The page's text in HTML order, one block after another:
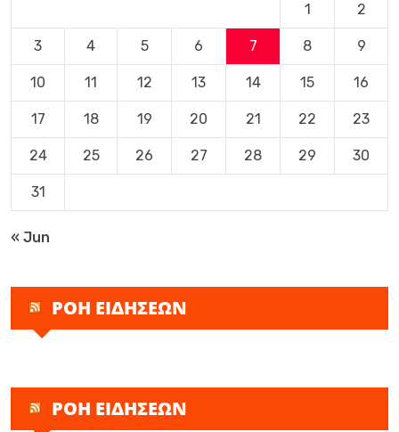
1 2
3 4 5 6 7 8 9
10 11 12 13 14 15 16
17 18 19 20 21 22 23
24 25 26 27 28 29 30
31
« Jun
ΡΟΗ ΕΙΔΗΣΕΩΝ
ΡΟΗ ΕΙΔΗΣΕΩΝ